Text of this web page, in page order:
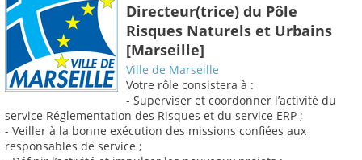
Directeur(trice) du Pôle
Risques Naturels et Urbains
[Marseille]
Ville de Marseille
Votre rôle consistera à :
- Superviser et coordonner l’activité du
service Réglementation des Risques et du service ERP ;
- Veiller à la bonne exécution des missions confiées aux
responsables de service ;